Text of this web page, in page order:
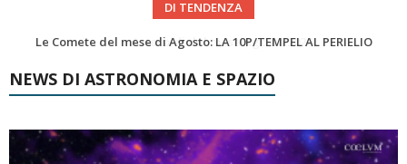
DI TENDENZA
Asteroidi del mese Agosto 2026
NEWS DI ASTRONOMIA E SPAZIO